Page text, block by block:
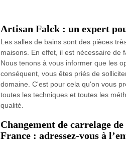
Artisan Falck : un expert
Les salles de bains sont des pièces
maisons. En effet, il est nécessaire de
Nous tenons à vous informer que les
conséquent, vous êtes priés de
domaine. C'est pour cela qu'on vous
toutes les techniques et toutes les
qualité.
Changement de carrelage
France : adressez-vous à